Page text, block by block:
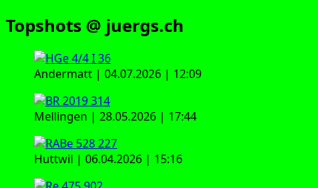
Topshots @ juergs.ch
Andermatt | 04.07.2026 | 12:09
Mellingen | 28.05.2026 | 17:44
Huttwil | 06.04.2026 | 15:16